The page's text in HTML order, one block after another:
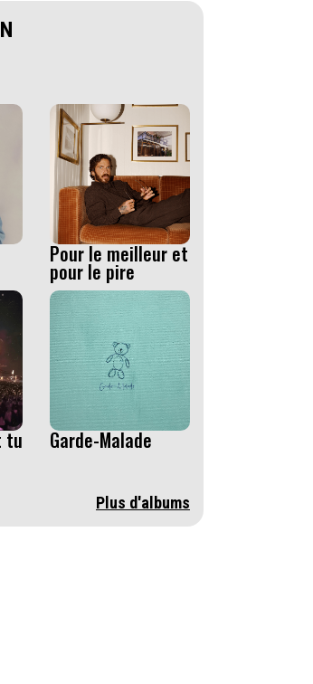
Pour le meilleur et
pour le pire
tu Garde-Malade
Plus d'albums